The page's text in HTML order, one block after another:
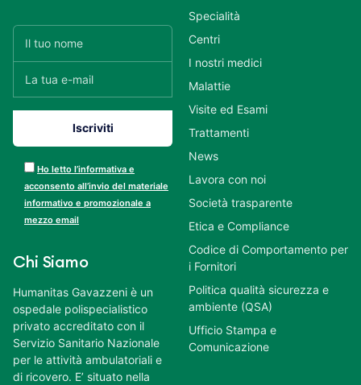
Ho letto l’informativa e
acconsento all’invio del materiale
informativo e promozionale a
mezzo email
Chi Siamo
Humanitas Gavazzeni è un
ospedale polispecialistico
privato accreditato con il
Servizio Sanitario Nazionale
per le attività ambulatoriali e
di ricovero. E’ situato nella
Specialità
Centri
I nostri medici
Malattie
Visite ed Esami
Trattamenti
News
Lavora con noi
Società trasparente
Etica e Compliance
Codice di Comportamento per
i Fornitori
Politica qualità sicurezza e
ambiente (QSA)
Ufficio Stampa e
Comunicazione